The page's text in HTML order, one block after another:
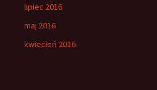
lipiec 2016
maj 2016
kwiecień 2016